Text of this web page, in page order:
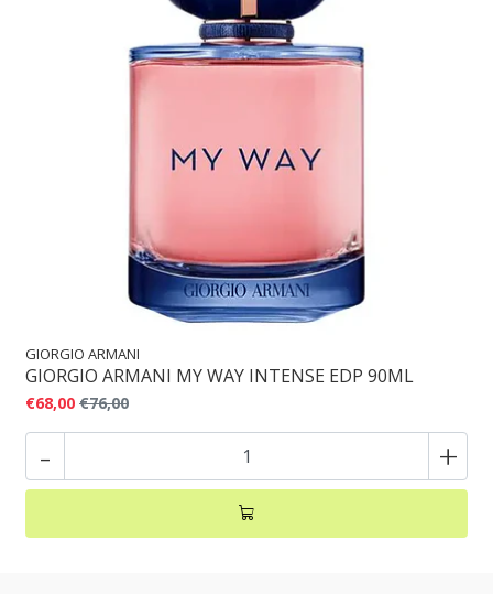
GIORGIO ARMANI
GIORGIO ARMANI MY WAY INTENSE EDP 90ML
€68,00 €76,00
- +